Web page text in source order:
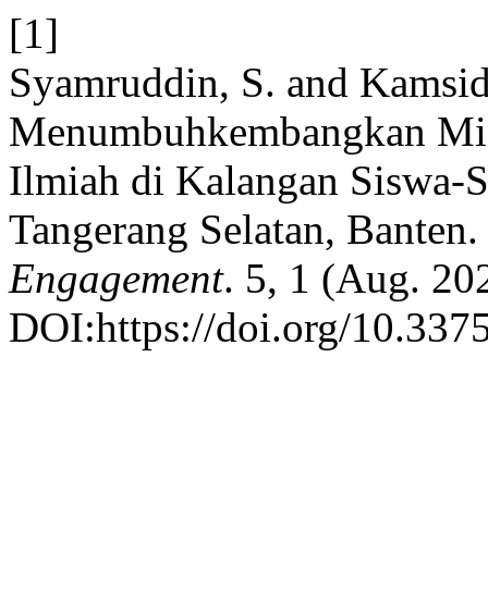
[1]
Syamruddin, S. and
Menumbuhkembangkan
Ilmiah di Kalangan
Tangerang Selatan, Banten.
Engagement. 5, 1 (Aug.
DOI:https://doi.org/